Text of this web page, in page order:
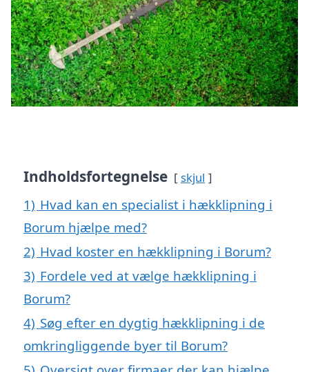
Indholdsfortegnelse skjul
1) Hvad kan en specialist i hækklipning i
Borum hjælpe med?
2) Hvad koster en hækklipning i Borum?
3) Fordele ved at vælge hækklipning i
Borum?
4) Søg efter en dygtig hækklipning i de
omkringliggende byer til Borum?